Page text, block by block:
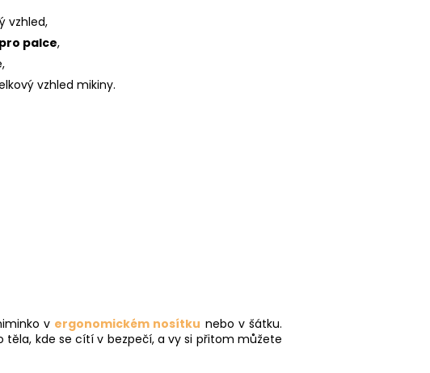
vzhled,
palce,
vzhled mikiny.
v ergonomickém nosítku nebo v šátku.
těla, kde se cítí v bezpečí, a vy si přitom můžete